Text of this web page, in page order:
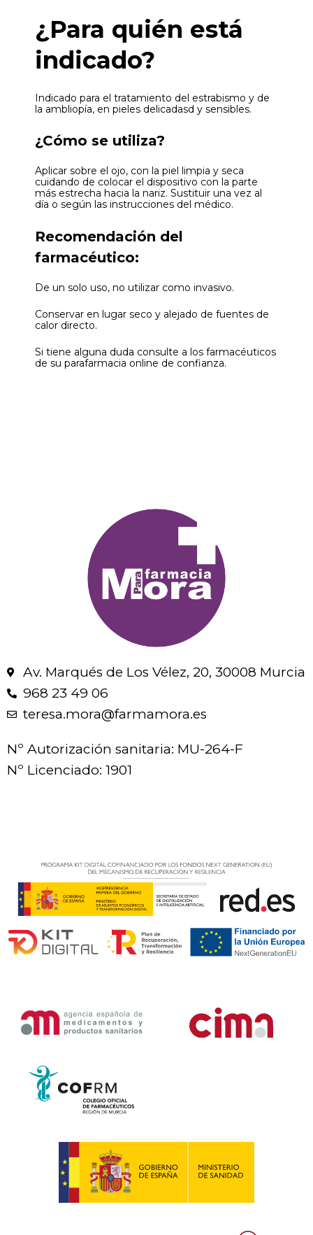
¿Para quién está
indicado?
Indicado para el tratamiento del estrabismo y de
la ambliopía, en pieles delicadasd y sensibles.
¿Cómo se utiliza?
Aplicar sobre el ojo, con la piel limpia y seca
cuidando de colocar el dispositivo con la parte
más estrecha hacia la nariz. Sustituir una vez al
día o según las instrucciones del médico.
Recomendación del
farmacéutico:
De un solo uso, no utilizar como invasivo.
Conservar en lugar seco y alejado de fuentes de
calor directo.
Si tiene alguna duda consulte a los farmacéuticos
de su parafarmacia online de confianza.
Av. Marqués de Los Vélez, 20, 30008 Murcia
968 23 49 06
teresa.mora@farmamora.es
Nº Autorización sanitaria: MU-264-F
Nº Licenciado: 1901